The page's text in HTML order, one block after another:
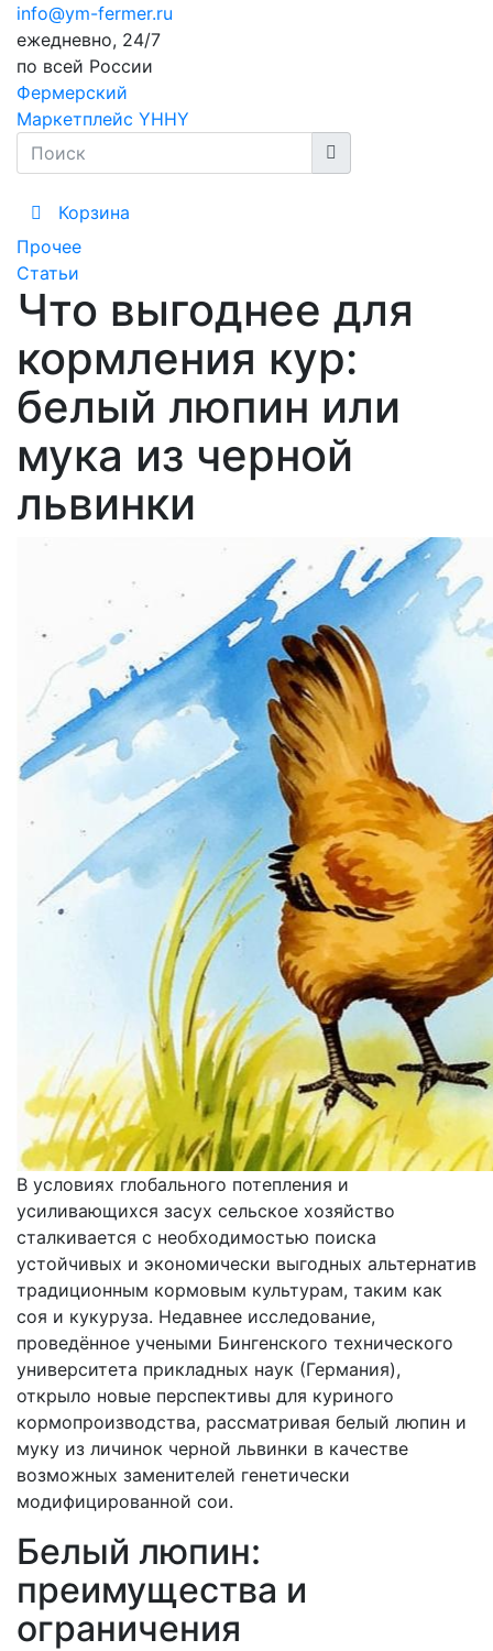
info@ym-fermer.ru
ежедневно, 24/7
по всей России
Фермерский
Маркетплейс YHHY
Корзина
Прочее
Статьи
Что выгоднее для
кормления кур:
белый люпин или
мука из черной
львинки
В условиях глобального потепления и
усиливающихся засух сельское хозяйство
сталкивается с необходимостью поиска
устойчивых и экономически выгодных альтернатив
традиционным кормовым культурам, таким как
соя и кукуруза. Недавнее исследование,
проведённое учеными Бингенского технического
университета прикладных наук (Германия),
открыло новые перспективы для куриного
кормопроизводства, рассматривая белый люпин и
муку из личинок черной львинки в качестве
возможных заменителей генетически
модифицированной сои.
Белый люпин:
преимущества и
ограничения